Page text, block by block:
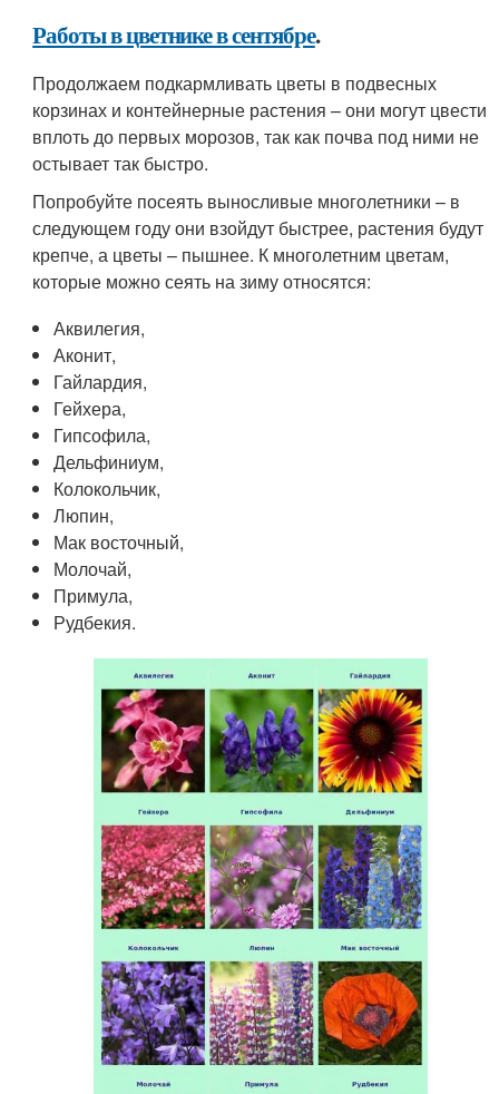
Работы в цветнике в сентябре.
Продолжаем подкармливать цветы в подвесных
корзинах и контейнерные растения – они могут цвести
вплоть до первых морозов, так как почва под ними не
остывает так быстро.
Попробуйте посеять выносливые многолетники – в
следующем году они взойдут быстрее, растения будут
крепче, а цветы – пышнее. К многолетним цветам,
которые можно сеять на зиму относятся:
Аквилегия,
Аконит,
Гайлардия,
Гейхера,
Гипсофила,
Дельфиниум,
Колокольчик,
Люпин,
Мак восточный,
Молочай,
Примула,
Рудбекия.